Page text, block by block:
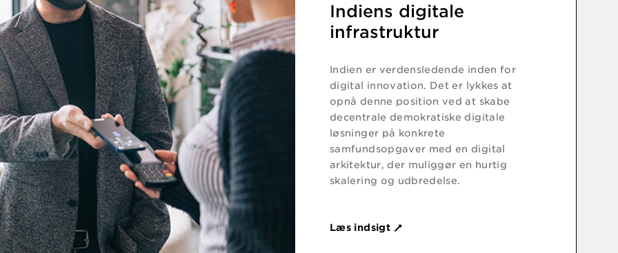
Indiens digitale
infrastruktur
Indien er verdensledende inden for
digital innovation. Det er lykkes at
opnå denne position ved at skabe
decentrale demokratiske digitale
løsninger på konkrete
samfundsopgaver med en digital
arkitektur, der muliggør en hurtig
skalering og udbredelse.
Læs indsigt